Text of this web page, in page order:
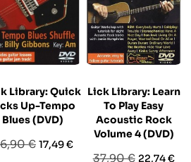
Library: Quick
Up-Tempo
Blues (DVD)
€ Prezzo
17,49 €
Lick Library: Learn
To Play Easy
Acoustic Rock
Volume 4 (DVD)
Prezzo
37,90 € Prezzo
22,74 €